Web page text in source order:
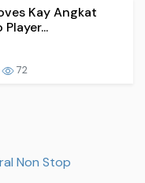
Kay Angkat
72
Non Stop